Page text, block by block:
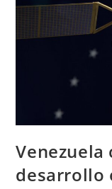
desarrollo